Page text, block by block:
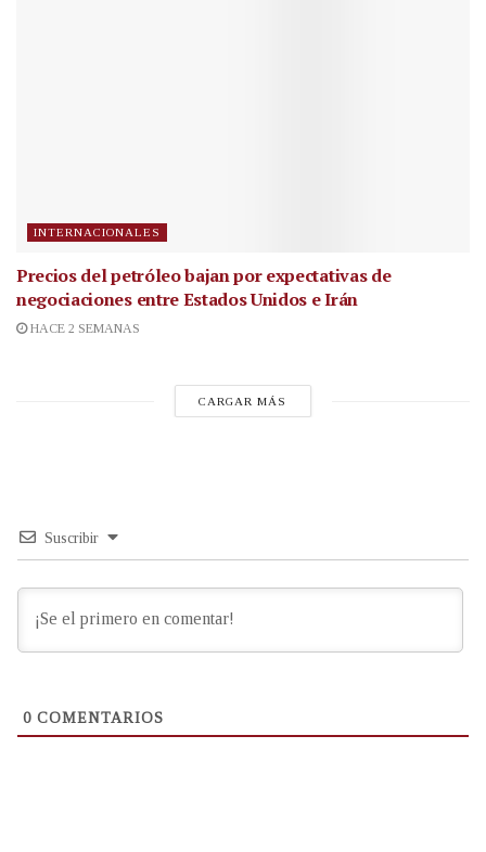
INTERNACIONALES
Precios del petróleo bajan por expectativas de
negociaciones entre Estados Unidos e Irán
HACE 2 SEMANAS
CARGAR MÁS
Suscribir
0 COMENTARIOS